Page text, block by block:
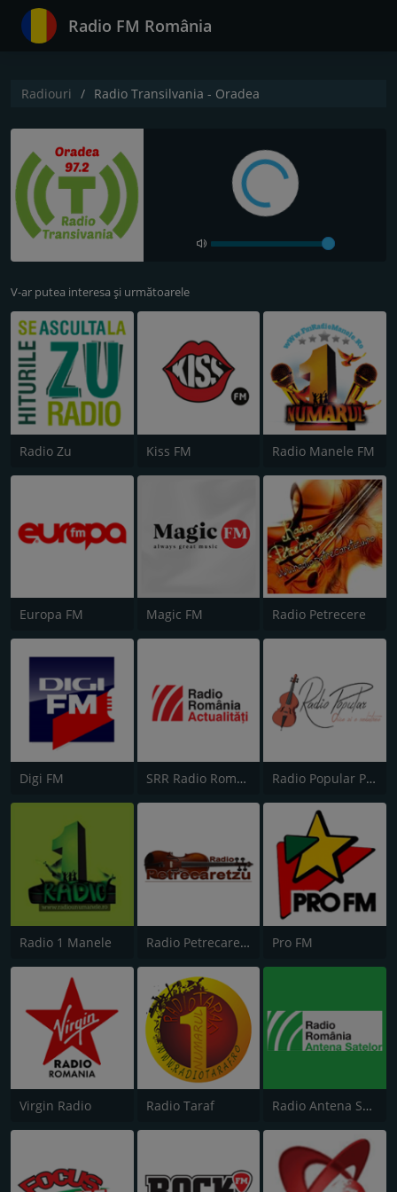
Radio FM România
Radiouri Radio Transilvania - Oradea
V-ar putea interesa și următoarele
Radio Zu Kiss FM Radio Manele FM
Europa FM Magic FM Radio Petrecere
Digi FM SRR Radio România Actualităţi Radio Popular Petrecere
Radio 1 Manele Radio Petrecaretzu Pro FM
Virgin Radio Radio Taraf Radio Antena Satelor